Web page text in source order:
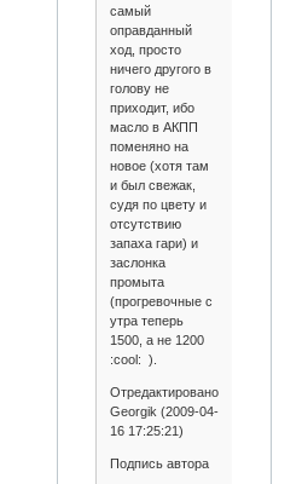
самый
оправданный
ход, просто
ничего другого в
голову не
приходит, ибо
масло в АКПП
поменяно на
новое (хотя там
и был свежак,
судя по цвету и
отсутствию
запаха гари) и
заслонка
промыта
(прогревочные с
утра теперь
1500, а не 1200
:cool: ).
Отредактировано
Georgik (2009-04-
16 17:25:21)
Подпись автора